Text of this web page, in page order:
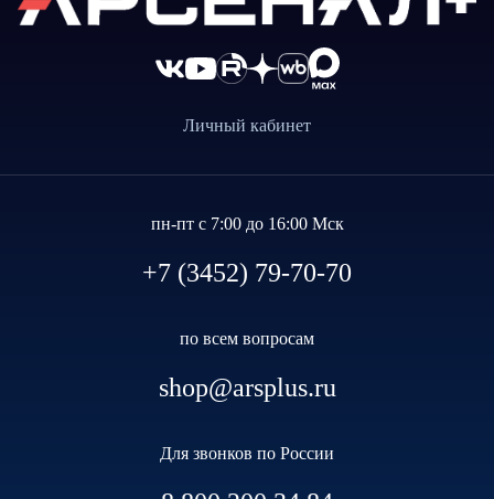
Личный кабинет
пн-пт с 7:00 до 16:00 Мск
+7 (3452) 79-70-70
по всем вопросам
shop@arsplus.ru
Для звонков по России